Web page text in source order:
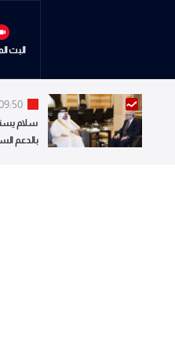
البث
سلام
بالدعم